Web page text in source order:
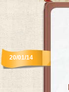
20/01/14